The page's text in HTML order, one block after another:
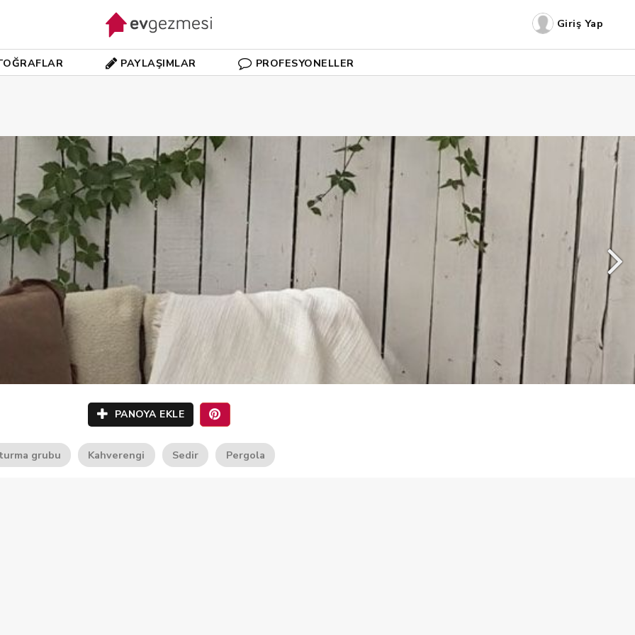
Giriş Yap
PAYLAŞIMLAR PROFESYONELLER
PANOYA EKLE
grubu Kahverengi Sedir Pergola